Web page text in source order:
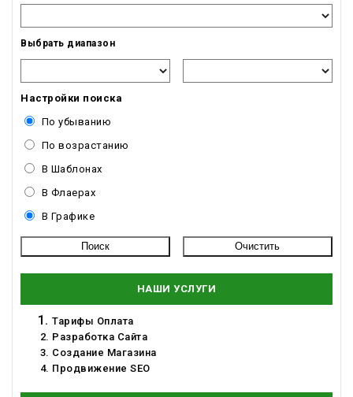
Выбрать диапазон
Настройки поиска
По убыванию
По возрастанию
В Шаблонах
В Флаерах
В Графике
НАШИ УСЛУГИ
Тарифы Оплата
Разработка Сайта
Создание Магазина
Продвижение SEO